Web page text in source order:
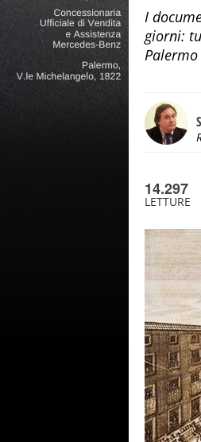
I
giorni:
Palermo
14.297
LETTURE